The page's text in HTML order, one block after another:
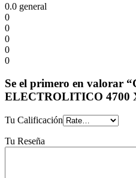
0.0 general
0
0
0
0
0
Se el primero en valorar
ELECTROLITICO 4700
Tu Calificación
Tu Reseña